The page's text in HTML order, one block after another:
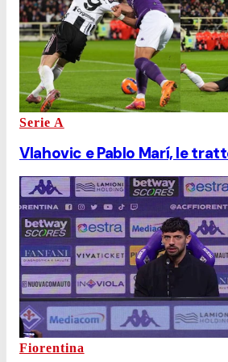
Serie A
Vlahovic e Pablo Marí, le
Fiorentina